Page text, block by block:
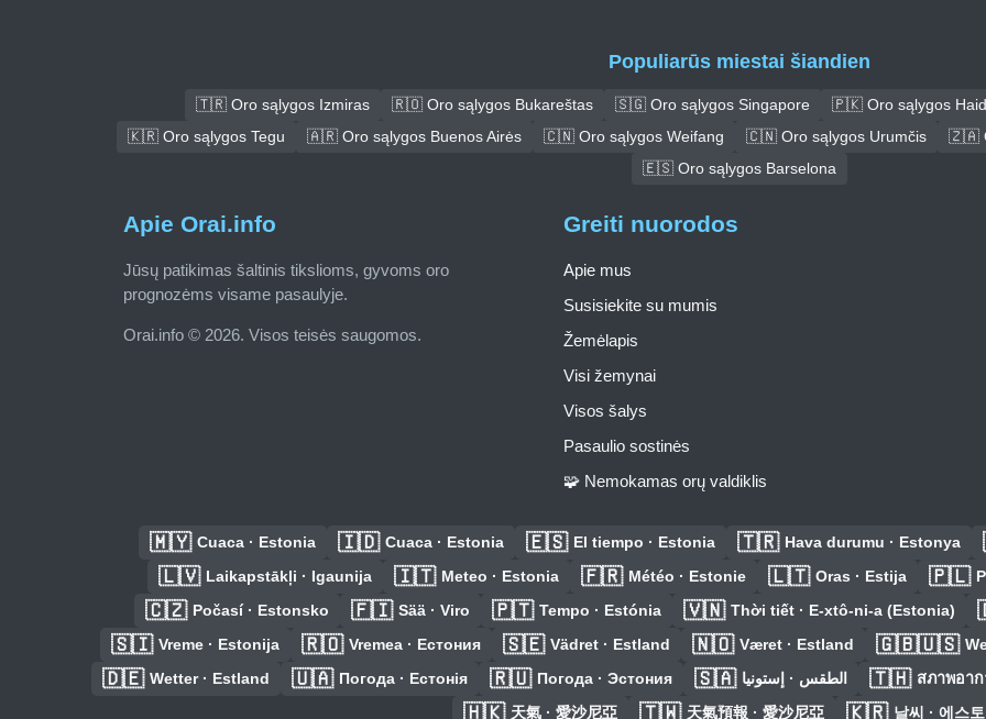
Populiarūs miestai šiandien
🇹🇷 Oro sąlygos Izmiras 🇷🇴 Oro sąlygos Bukareštas 🇸🇬 Oro sąlygos Singapore 🇵🇰 Oro sąlygos
🇰🇷 Oro sąlygos Tegu
🇦🇷 Oro sąlygos Buenos Airės 🇨🇳 Oro sąlygos Weifang 🇨🇳 Oro sąlygos Urumčis 🇿🇦
🇪🇸 Oro sąlygos Barselona
Apie Orai.info
Jūsų patikimas šaltinis tikslioms, gyvoms oro
prognozėms visame pasaulyje.
Orai.info © 2026. Visos teisės saugomos.
Greiti nuorodos
Apie mus
Susisiekite su mumis
Žemėlapis
Visi žemynai
Visos šalys
Pasaulio sostinės
🧩 Nemokamas orų valdiklis
🇲🇾 Cuaca · Estonia 🇮🇩 Cuaca · Estonia 🇪🇸 El tiempo · Estonia 🇹🇷 Hava durumu · Estonya
🇱🇻 Laikapstākļi · Igaunija 🇮🇹 Meteo · Estonia 🇫🇷 Météo · Estonie 🇱🇹 Oras · Estija 🇵🇱
🇨🇿 Počasí · Estonsko 🇫🇮 Sää · Viro 🇵🇹 Tempo · Estónia 🇻🇳 Thời tiết · E-xtô-ni-a (Estonia)
🇸🇮 Vreme · Estonija 🇷🇴 Vremea · Естония 🇸🇪 Vädret · Estland 🇳🇴 Været · Estland 🇬🇧🇺🇸
🇩🇪 Wetter · Estland 🇺🇦 Погода · Естонія 🇷🇺 Погода · Эстония 🇸🇦 الطقس · إستونيا 🇹🇭 สภาพอาก
🇭🇰 天氣 · 愛沙尼亞 🇹🇼 天氣預報 · 愛沙尼亞 🇰🇷 날씨 · 에스